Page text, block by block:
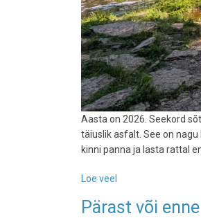
Aasta on 2026. Seekord
täiuslik asfalt. See on
kinni panna ja lasta rattal
Loe veel
joani
Pärast või